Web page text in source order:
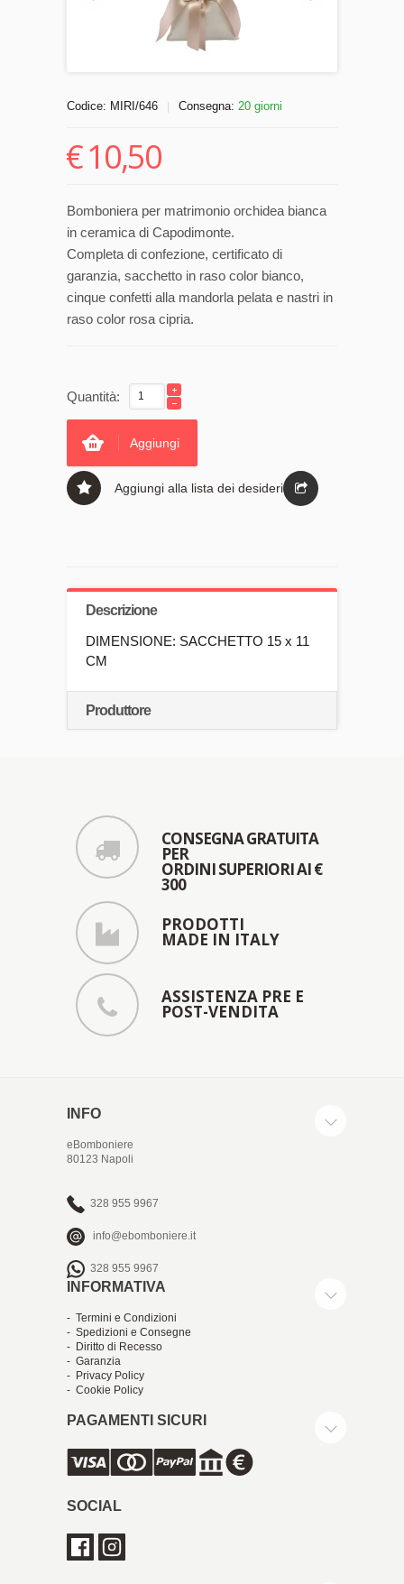
Codice: MIRI/646 Consegna: 20 giorni
€10,50
Bomboniera per matrimonio orchidea bianca
in ceramica di Capodimonte.
Completa di confezione, certificato di
garanzia, sacchetto in raso color bianco,
cinque confetti alla mandorla pelata e nastri in
raso color rosa cipria.
Quantità:
Aggiungi
Aggiungi alla lista dei desideri
Descrizione
DIMENSIONE: SACCHETTO 15 x 11
CM
Produttore
CONSEGNA GRATUITA
PER
ORDINI SUPERIORI AI €
300
PRODOTTI
MADE IN ITALY
ASSISTENZA PRE E
POST-VENDITA
INFO
eBomboniere
80123 Napoli
328 955 9967
info@ebomboniere.it
328 955 9967
INFORMATIVA
- Termini e Condizioni
- Spedizioni e Consegne
- Diritto di Recesso
- Garanzia
- Privacy Policy
- Cookie Policy
PAGAMENTI SICURI
SOCIAL